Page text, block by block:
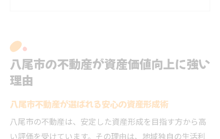
金融商品と不動産選びの違いを知る視点
不動産と金融商品の運用リスクを比較する
金融商品と不動産のメリットデメリット整
理
八尾市の不動産が資産価値向上に強い
理由
八尾市不動産が選ばれる安心の資産形成術
八尾市の不動産は、安定した資産形成を目指す方から高